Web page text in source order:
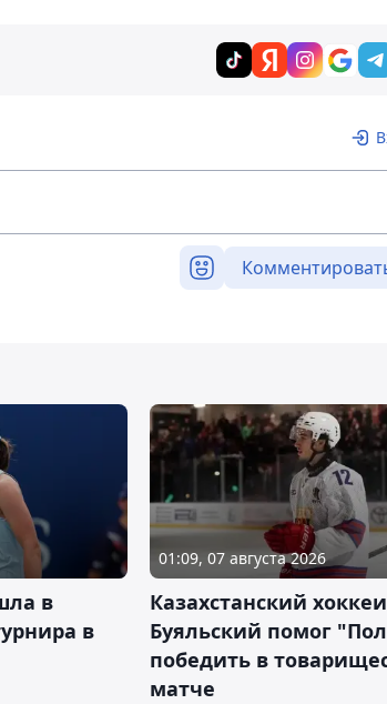
в
в
01:09, 07 августа 2026
Казахстанский
Буяльский помог
победить в
матче